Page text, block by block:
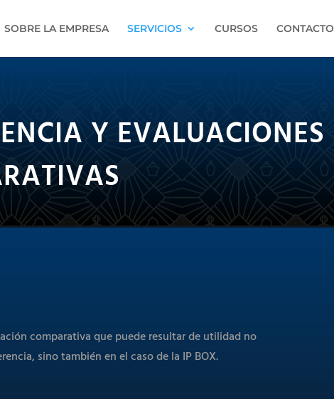
SOBRE LA EMPRESA SERVICIOS CURSOS CONTACTO
Y EVALUACIONES
comparativa que puede resultar de utilidad no
sino también en el caso de la IP BOX.